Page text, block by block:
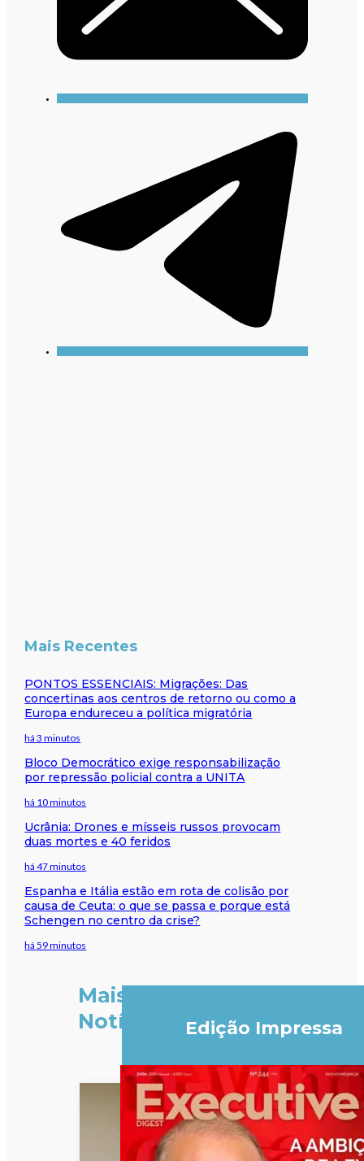
Mais Recentes
PONTOS ESSENCIAIS: Migrações: Das
concertinas aos centros de retorno ou como a
Europa endureceu a política migratória
há 3 minutos
Bloco Democrático exige responsabilização
por repressão policial contra a UNITA
há 10 minutos
Ucrânia: Drones e mísseis russos provocam
duas mortes e 40 feridos
há 47 minutos
Espanha e Itália estão em rota de colisão por
causa de Ceuta: o que se passa e porque está
Schengen no centro da crise?
há 59 minutos
Mais
Notícias
Edição Impressa